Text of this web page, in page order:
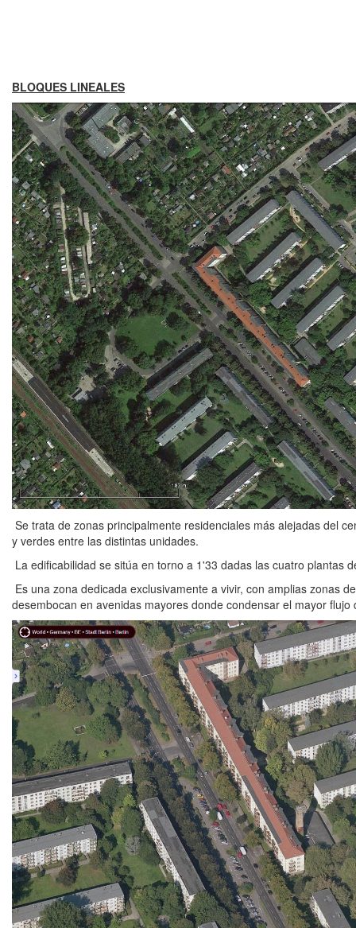
BLOQUES LINEALES
Se trata de zonas principalmente residenciales más alejadas del
y verdes entre las distintas unidades.
La edificabilidad se sitúa en torno a 1'33 dadas las cuatro plantas
Es una zona dedicada exclusivamente a vivir, con amplias zonas
desembocan en avenidas mayores donde condensar el mayor flujo